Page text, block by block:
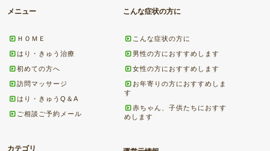
メニュー
ＨＯＭＥ
はり・きゅう治療
初めての方へ
訪問マッサージ
はり・きゅうQ＆A
ご相談ご予約メール
こんな症状の方に
こんな症状の方に
男性の方におすすめします
女性の方におすすめします
お年寄りの方におすすめしま
す
赤ちゃん、子供たちにおすす
めします
カテゴリ